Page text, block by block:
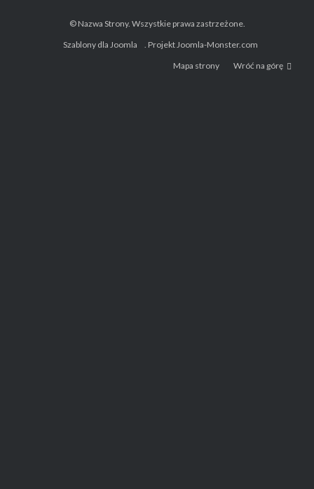
© Nazwa Strony. Wszystkie prawa zastrzeżone.
Szablony dla Joomla
. Projekt Joomla-Monster.com
Mapa strony
Wróć na górę